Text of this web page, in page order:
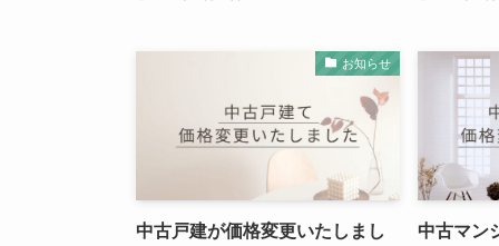
お知らせ
中古戸建が価格変更いたしまし
中古マン